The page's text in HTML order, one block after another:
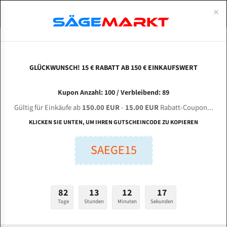
JULIHUANG GZ 4230 für 4115 mm Bi-Metall
Bandsägeblätter
Länge (mm):
Stärken + Zahnteilung:
mm
ABOUTS
ENGLISH
Bi-Metall Meterware
Fleischerei Bandsägeblätter
Bandmesser Glatt Meterware
Konvex Meterware
×
GLÜCKWUNSCH! 15 € RABATT AB 150 € EINKAUFSWERT
Kupon Anzahl: 100 / Verbleibend: 89
Gültig für Einkäufe ab150.00 EUR- 15.00 EURRabatt-Coupon...
KLICKEN SIE UNTEN, UM IHREN GUTSCHEINCODE ZU KOPIEREN
SAEGE15
82
Tage
13
Stunden
12
Minuten
16
Sekunden